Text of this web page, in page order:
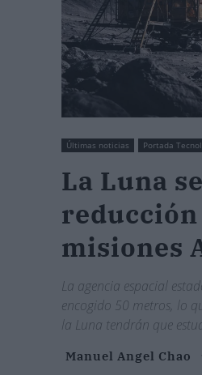
Últimas noticias Portada
La Luna
reducción
misiones
La agencia espacial
encogido 50 metros, lo
la Luna tendrán que
Manuel Angel Chao